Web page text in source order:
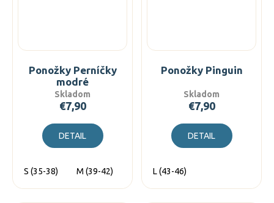
Ponožky Perníčky
modré
Skladom
€7,90
DETAIL
S (35-38) M (39-42) L (43-46)
Ponožky Pinguin
Skladom
€7,90
DETAIL
L (43-46)